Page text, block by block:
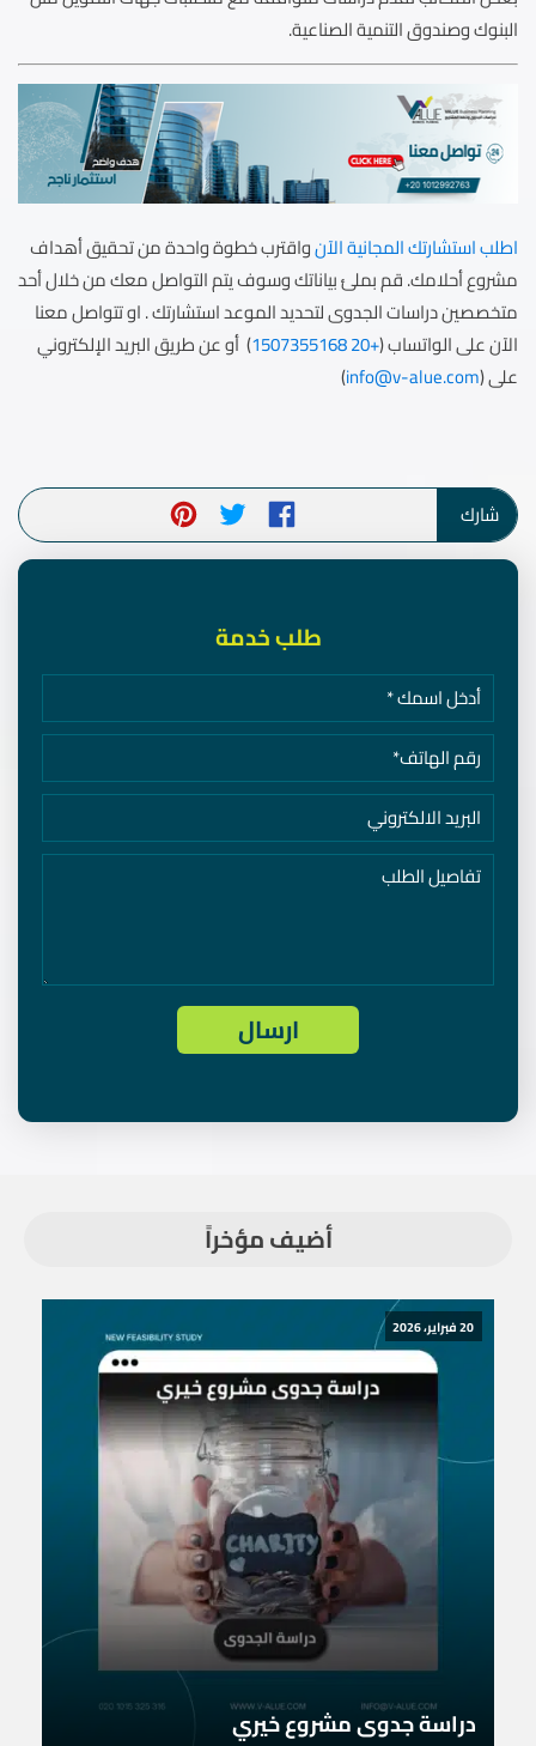
البنوك وصندوق التنمية الصناعية.
اطلب استشارتك المجانية الآنواقترب خطوة واحدة من تحقيق أهداف
مشروع أحلامك. قم بملئ بياناتك وسوف يتم التواصل معك من خلال أحد
متخصصين دراسات الجدوى لتحديد الموعد استشارتك . او تتواصل معنا
الآن على الواتساب (+20 1507355168
) أو عن طريق البريد الإلكتروني
على (info@v-alue.com
)
شارك
طلب خدمة
أضيف مؤخراً
20 فبراير، 2026
دراسة جدوى مشروع خيري